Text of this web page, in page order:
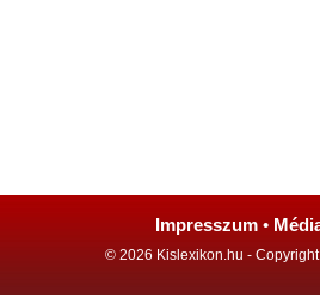
Impresszum •
© 2026 Kislexikon.hu -